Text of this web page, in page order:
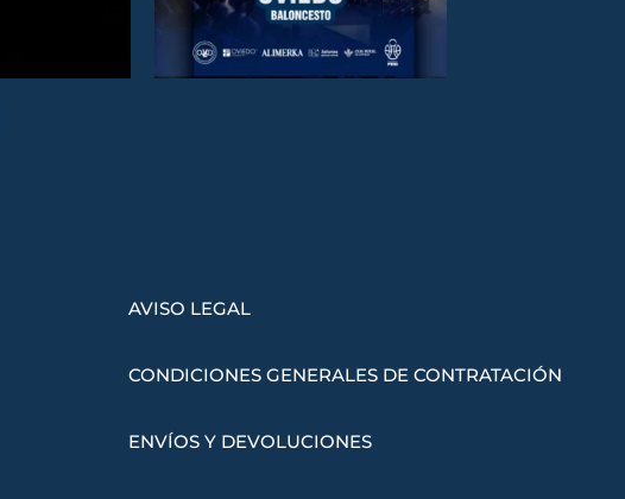
AVISO LEGAL
CONDICIONES GENERALES DE CONTRATACIÓN
ENVÍOS Y DEVOLUCIONES